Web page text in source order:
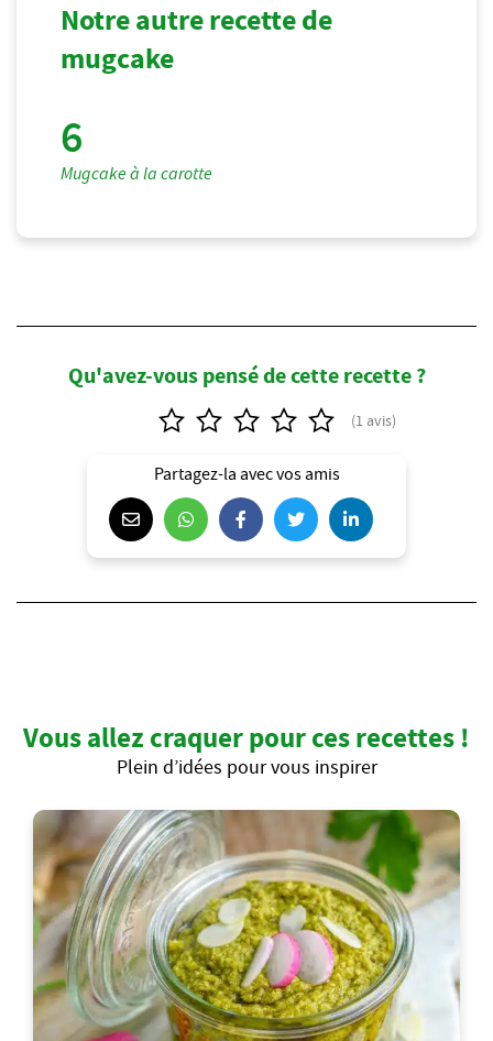
Notre autre recette de
mugcake
Mugcake à la carotte
Qu'avez-vous pensé de cette recette ?
Partagez-la avec vos amis
Vous allez craquer pour ces recettes !
Plein d’idées pour vous inspirer